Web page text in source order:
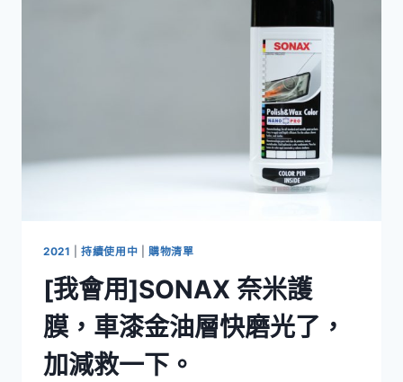
抗
復
(WH-
1000XM3
適
用)
2021 |持續使用中 購物清單
[我會用]SONAX 奈米護
膜，車漆金油層快磨光了，
加減救一下。